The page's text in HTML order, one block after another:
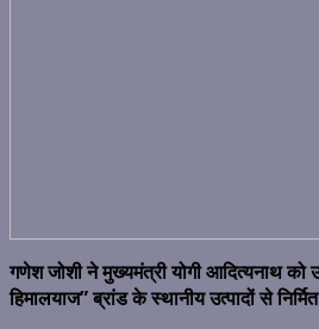
गणेश जोशी ने मुख्यमंत्री योगी आदित्यनाथ
हिमालयाज” ब्रांड के स्थानीय उत्पादों से